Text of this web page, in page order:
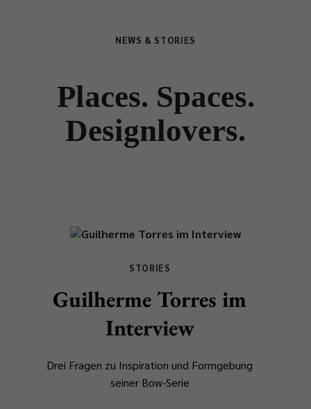
NEWS & STORIES
Places. Spaces.
Designlovers.
STORIES
Guilherme Torres im
Interview
Drei Fragen zu Inspiration und Formgebung
seiner Bow-Serie